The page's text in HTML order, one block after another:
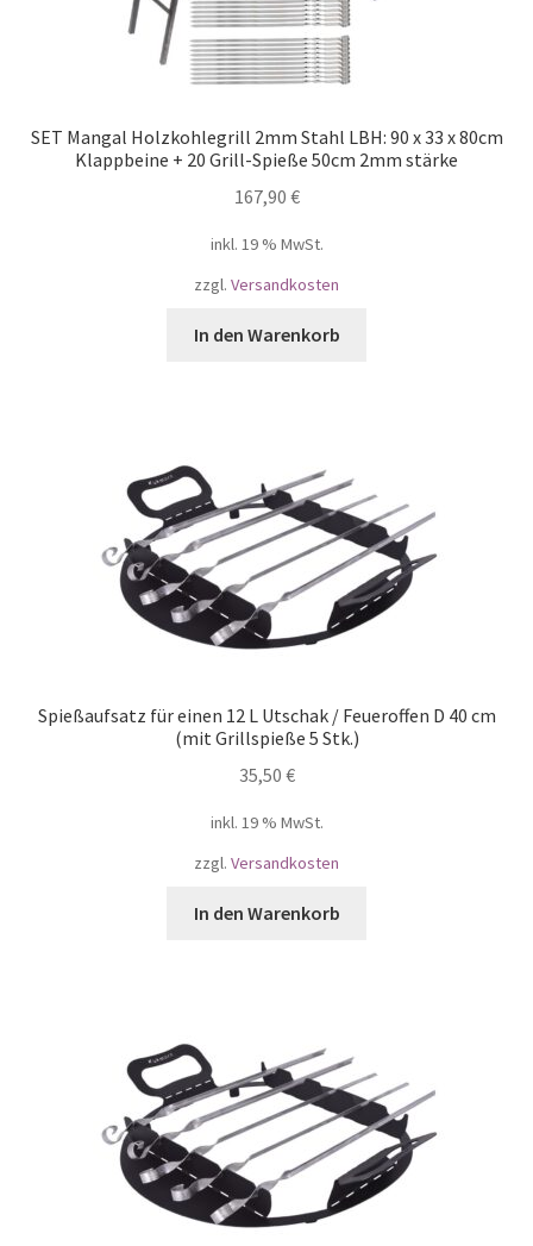
SET Mangal Holzkohlegrill 2mm Stahl LBH: 90 x 33 х 80cm
Klappbeine + 20 Grill-Spieße 50cm 2mm stärke
167,90 €
inkl. 19 % MwSt.
zzgl. Versandkosten
In den Warenkorb
Spießaufsatz für einen 12 L Utschak / Feueroffen D 40 cm
(mit Grillspieße 5 Stk.)
35,50 €
inkl. 19 % MwSt.
zzgl. Versandkosten
In den Warenkorb